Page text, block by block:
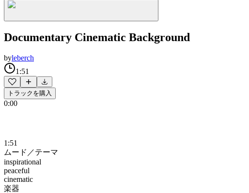
Documentary Cinematic Background
byleberch
1:51
トラックを購入
0:00
1:51
ムード／テーマ
inspirational
peaceful
cinematic
楽器